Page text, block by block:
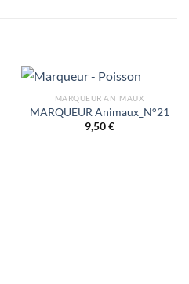
MARQUEUR ANIMAUX
MARQUEUR Animaux_N°21
9,50€